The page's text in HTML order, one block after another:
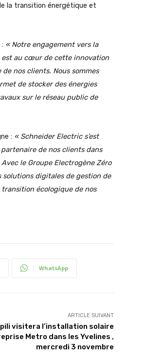
la transition énergétique et
« Notre engagement vers la
au cœurde cette innovation
nos clients. Nous sommes
de stocker des énergies
sur le réseau public de
: « Schneider Electric s’est
de nos clients dans
le Groupe Electrogène Zéro
solutions digitales de gestion de
transition écologique de nos
WhatsApp
ARTICLE SUIVANT
visitera l’installation solaire
Metro dans les Yvelines ,
mercredi 3 novembre